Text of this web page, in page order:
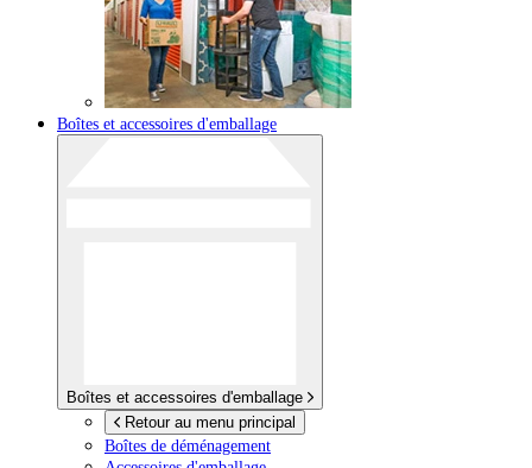
Boîtes et accessoires d'emballage
Boîtes et accessoires d'emballage
Retour au menu principal
Boîtes de déménagement